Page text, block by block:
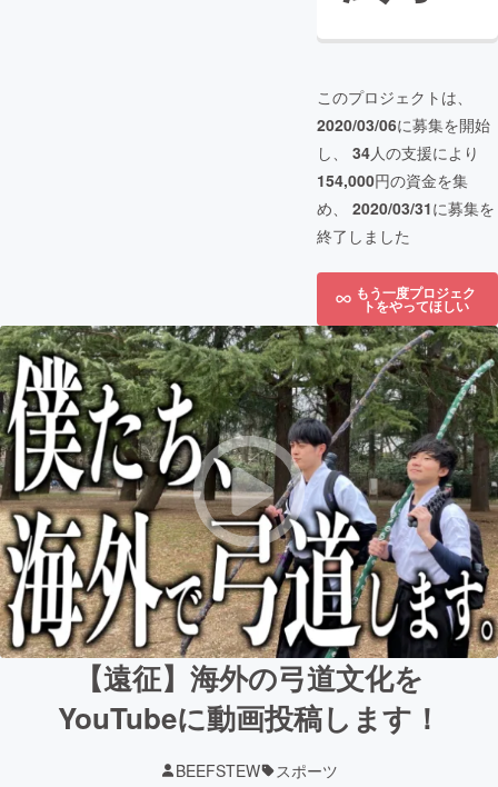
このプロジェクトは、
2020/03/06に募集を開始
し、 34人の支援により
154,000円の資金を集
め、 2020/03/31に募集を
終了しました
もう一度プロジェク
トをやってほしい
【遠征】海外の弓道文化を
YouTubeに動画投稿します！
BEEFSTEW スポーツ